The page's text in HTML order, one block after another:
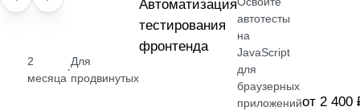
2
месяца
·
Для
продвинутых
Автоматизация
тестирования
фронтенда
автотесты
на
JavaScript
для
браузерных
приложенийот 2 400